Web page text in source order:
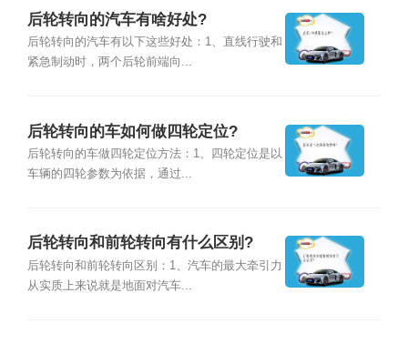
后轮转向的汽车有啥好处?
后轮转向的汽车有以下这些好处：1、直线行驶和
紧急制动时，两个后轮前端向...
后轮转向的车如何做四轮定位?
后轮转向的车做四轮定位方法：1、四轮定位是以
车辆的四轮参数为依据，通过...
后轮转向和前轮转向有什么区别?
后轮转向和前轮转向区别：1、汽车的最大牵引力
从实质上来说就是地面对汽车...